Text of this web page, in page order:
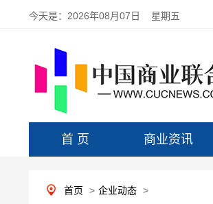
今天是： 2026年08月07日 星期五
首 页 商业资讯
首页 > 企业动态 >